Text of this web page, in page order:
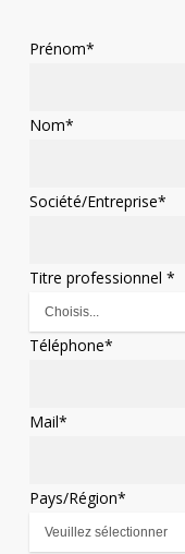
Prénom*
Nom*
Société/Entreprise*
Titre professionnel *
Téléphone*
Mail*
Pays/Région*